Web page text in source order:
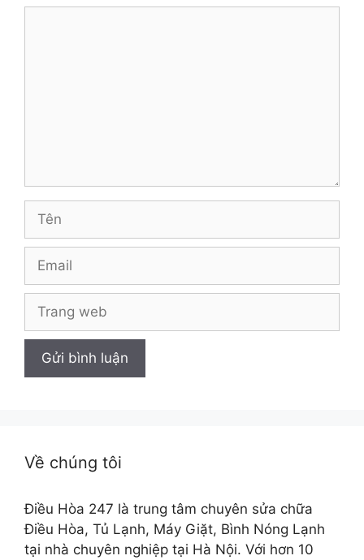
web
Về chúng tôi
Điều Hòa 247 là trung tâm chuyên sửa chữa
Điều Hòa, Tủ Lạnh, Máy Giặt, Bình Nóng Lạnh
tại nhà chuyên nghiệp tại Hà Nội. Với hơn 10